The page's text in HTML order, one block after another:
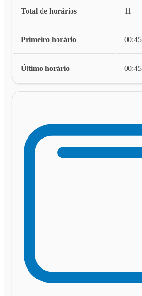
Total de horários 11
Primeiro horário 00:45
Último horário 00:45